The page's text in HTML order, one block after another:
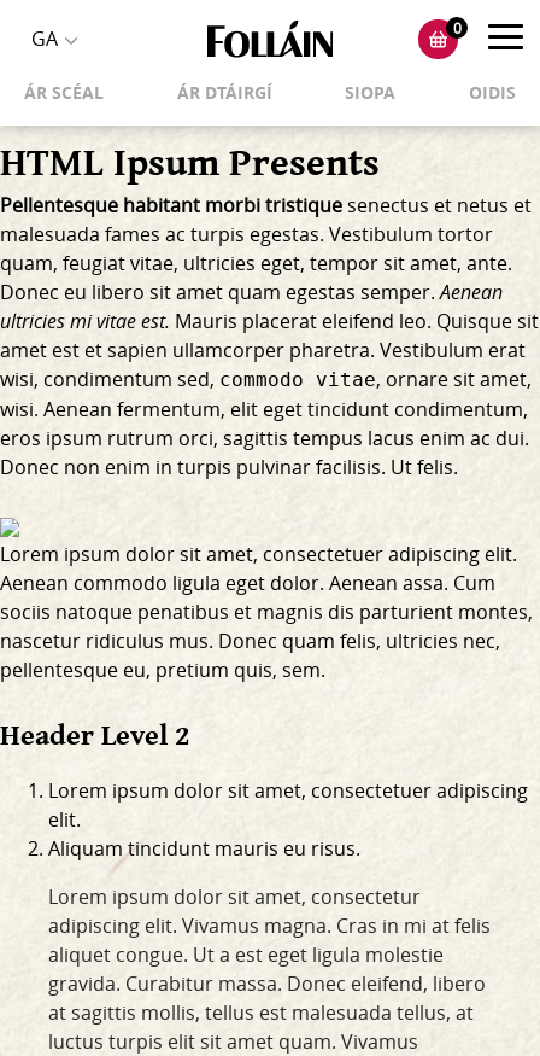
GA
language
selector
0
ÁR SCÉAL ÁR DTÁIRGÍ SIOPA OIDIS
HTML Ipsum Presents
Pellentesque habitant morbi tristiquesenectus et netus et
malesuada fames ac turpis egestas. Vestibulum tortor
quam, feugiat vitae, ultricies eget, tempor sit amet, ante.
Donec eu libero sit amet quam egestas semper.Aenean
ultricies mi vitae est. Mauris placerat eleifend leo. Quisque sit
amet est et sapien ullamcorper pharetra. Vestibulum erat
wisi, condimentum sed, commodo vitae, ornare sit amet,
wisi. Aenean fermentum, elit eget tincidunt condimentum,
eros ipsum rutrum orci, sagittis tempus lacus enim ac dui.
Donec non enim in turpis pulvinar facilisis. Ut felis.
Lorem ipsum dolor sit amet, consectetuer adipiscing elit.
Aenean commodo ligula eget dolor. Aenean assa. Cum
sociis natoque penatibus et magnis dis parturient montes,
nascetur ridiculus mus. Donec quam felis, ultricies nec,
pellentesque eu, pretium quis, sem.
Header Level 2
Lorem ipsum dolor sit amet, consectetuer adipiscing
elit.
Aliquam tincidunt mauris eu risus.
Lorem ipsum dolor sit amet, consectetur
adipiscing elit. Vivamus magna. Cras in mi at felis
aliquet congue. Ut a est eget ligula molestie
gravida. Curabitur massa. Donec eleifend, libero
at sagittis mollis, tellus est malesuada tellus, at
luctus turpis elit sit amet quam. Vivamus